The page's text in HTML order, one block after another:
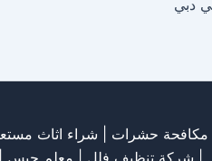
دبي
حشرات شراء اثاث
شركة تنظيف فلل معلم جبس